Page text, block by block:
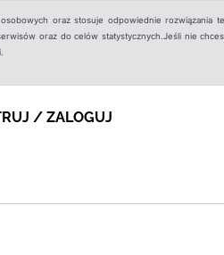
oraz stosuje odpowiednie rozwiązania
oraz do celów statystycznych.Jeśli nie
/ ZALOGUJ